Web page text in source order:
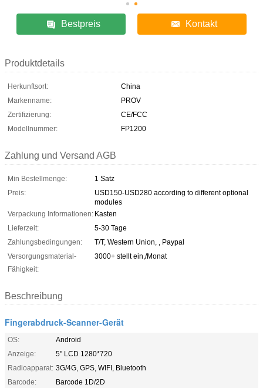
Bestpreis Kontakt
Produktdetails
Herkunftsort:
China
Markenname:
PROV
Zertifizierung:
CE/FCC
Modellnummer:
FP1200
Zahlung und Versand AGB
Min Bestellmenge:
1 Satz
Preis:
USD150-USD280 according to different optional
modules
Verpackung Informationen: Kasten
Lieferzeit:
5-30 Tage
Zahlungsbedingungen:
T/T, Western Union, , Paypal
Versorgungsmaterial-
Fähigkeit:
3000+ stellt ein,/Monat
Beschreibung
Fingerabdruck-Scanner-Gerät
OS:
Android
Anzeige:
5" LCD 1280*720
Radioapparat: 3G/4G, GPS, WIFI, Bluetooth
Barcode:
Barcode 1D/2D